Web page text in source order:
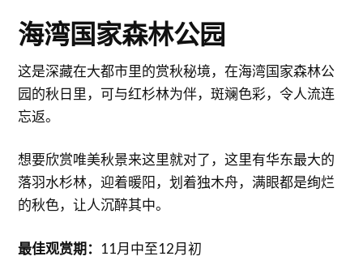
海湾国家森林公园
这是深藏在大都市里的赏秋秘境，在海湾国家森林公
园的秋日里，可与红杉林为伴，斑斓色彩，令人流连
忘返。
想要欣赏唯美秋景来这里就对了，这里有华东最大的
落羽水杉林，迎着暖阳，划着独木舟，满眼都是绚烂
的秋色，让人沉醉其中。
最佳观赏期： 11月中至12月初